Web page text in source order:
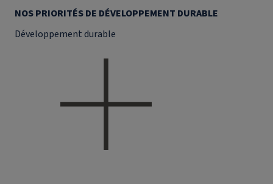
NOS PRIORITÉS DE DÉVELOPPEMENT DURABLE
Développement durable